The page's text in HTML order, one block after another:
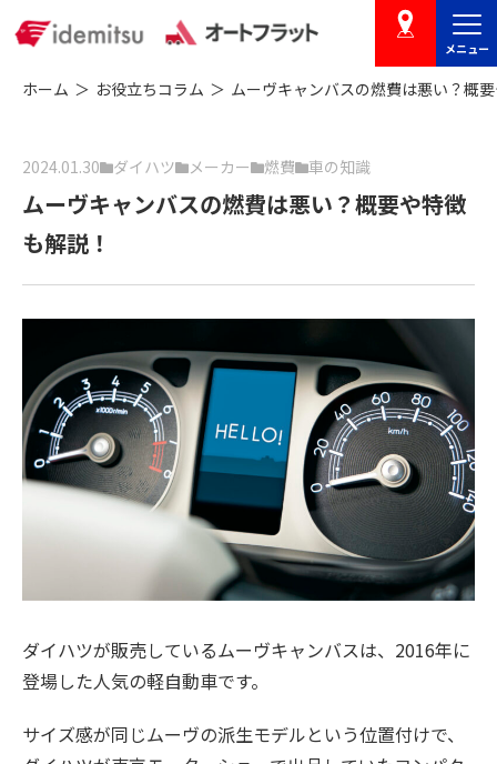
店舗を探す
メニュー
ホーム お役立ちコラム ムーヴキャンバスの燃費は悪い？概
2024.01.30 ダイハツ メーカー 燃費 車の知識
ムーヴキャンバスの燃費は悪い？概要や特徴
も解説！
ダイハツが販売しているムーヴキャンバスは、2016年に
登場した人気の軽自動車です。
サイズ感が同じムーヴの派生モデルという位置付けで、